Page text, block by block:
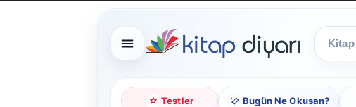
Testler Bugün Ne Okusan?